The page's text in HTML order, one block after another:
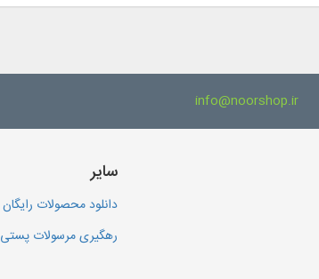
info@noorshop.ir
سایر
دانلود محصولات رایگان
رهگیری مرسولات پستی